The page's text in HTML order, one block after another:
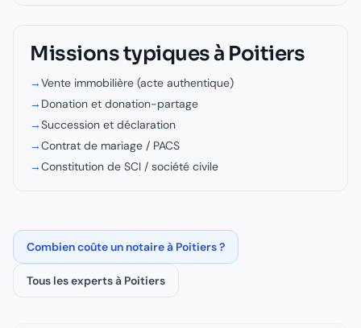
Missions typiques à Poitiers
→Vente immobilière (acte authentique)
→ Donation et donation-partage
→Succession et déclaration
→Contrat de mariage / PACS
→Constitution de SCI / société civile
Combien coûte un notaireà Poitiers?
Tous les experts à Poitiers